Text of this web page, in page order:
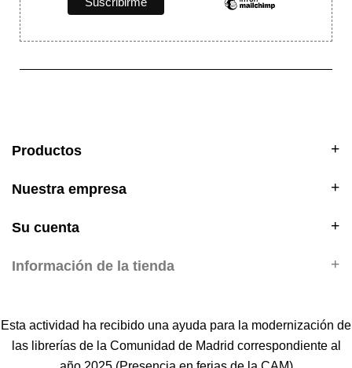
Productos
Nuestra empresa
Su cuenta
Información de la tienda
Esta actividad ha recibido una ayuda para la modernización de
las librerías de la Comunidad de Madrid correspondiente al